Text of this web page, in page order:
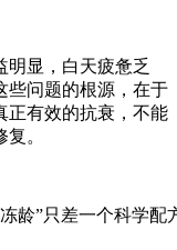
明显，白天疲惫乏
些问题的根源，在于
有效的抗衰，不能
。